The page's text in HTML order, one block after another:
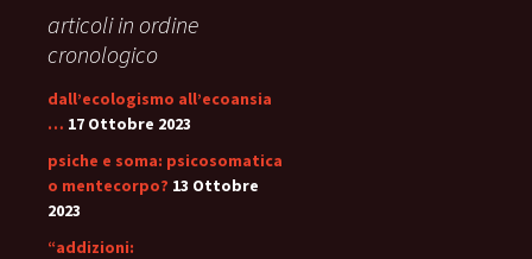
articoli in ordine
cronologico
dall’ecologismo all’ecoansia
… 17 Ottobre 2023
psiche e soma: psicosomatica
o mentecorpo? 13 Ottobre
2023
“addizioni: